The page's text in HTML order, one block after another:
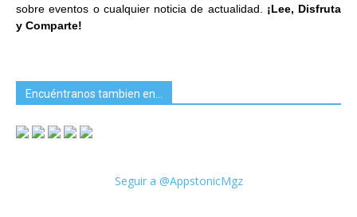
sobre eventos o cualquier noticia de actualidad. ¡Lee, Disfruta
y Comparte!
Encuéntranos tambien en…
Seguir a @AppstonicMgz